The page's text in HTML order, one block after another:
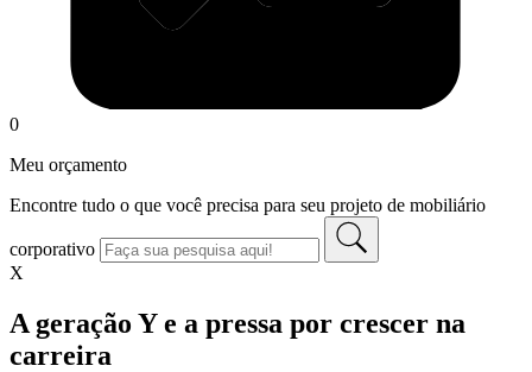
0
Meu orçamento
Encontre tudo o que você precisa para seu projeto de mobiliário
corporativo
X
A geração Y e a pressa por crescer na
carreira